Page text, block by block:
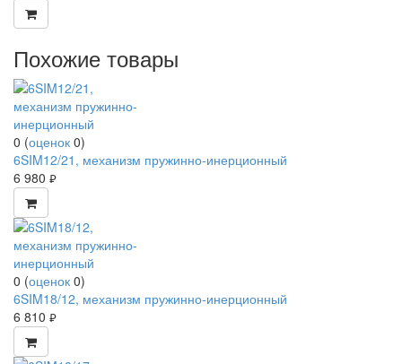
Похожие товары
0 (оценок 0)
6SIM12/21, механизм пружинно-инерционный
6 980 руб.
0 (оценок 0)
6SIM18/12, механизм пружинно-инерционный
6 810 руб.